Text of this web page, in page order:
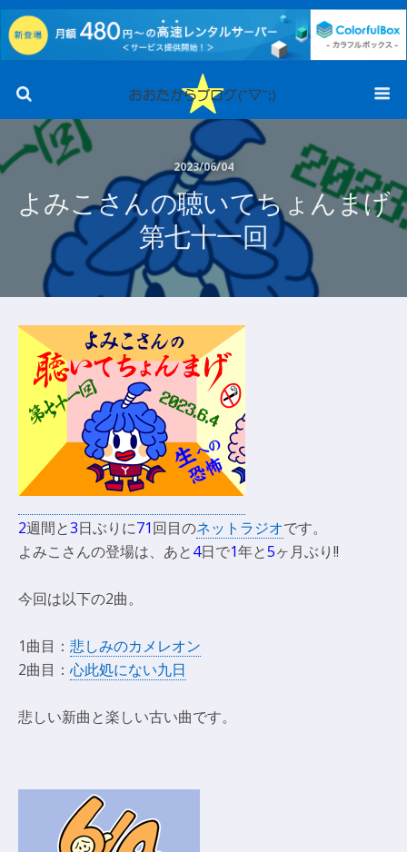
2023/06/04
よみこさんの聴いてちょんまげ
第七十一回
2週間と3日ぶりに71回目のネットラジオです。
よみこさんの登場は、あと4日で1年と5ヶ月ぶり!!
今回は以下の2曲。
1曲目： 悲しみのカメレオン
2曲目： 心此処にない九日
悲しい新曲と楽しい古い曲です。